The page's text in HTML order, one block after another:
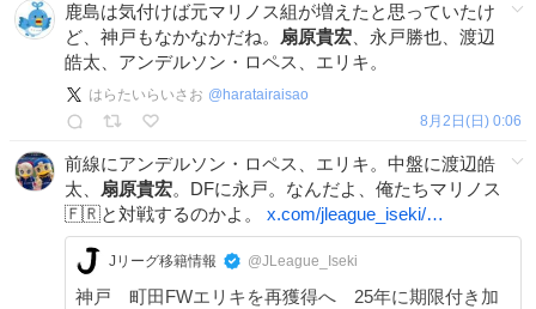
鹿島は気付けば元マリノス組が増えたと思っていたけ
ど、神戸もなかなかだね。 扇原貴宏 、永戸勝也、渡辺
皓太、アンデルソン・ロペス、エリキ。
はらたいらいさお @ haratairaisao
8月2日(日) 0:06
前線にアンデルソン・ロペス、エリキ。中盤に渡辺皓
太、 扇原貴宏。DFに永戸。なんだよ、俺たちマリノス
🇫🇷と対戦するのかよ。 x.com/jleague_iseki/…
Jリーグ移籍情報 @JLeague_Iseki
神戸 町田FWエリキを再獲得へ 25年に期限付き加